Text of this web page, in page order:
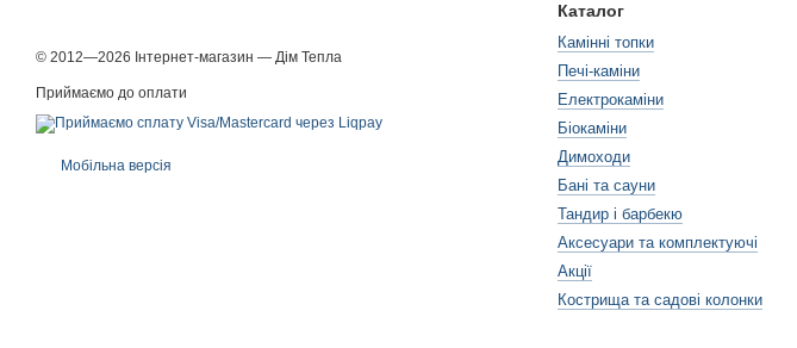
© 2012—2026 Інтернет-магазин — Дім Тепла
Приймаємо до оплати
Мобільна версія
Каталог
Камінні топки
Печі-каміни
Електрокаміни
Біокаміни
Димоходи
Бані та сауни
Тандир і барбекю
Аксесуари та комплектуючі
Акції
Кострища та садові колонки